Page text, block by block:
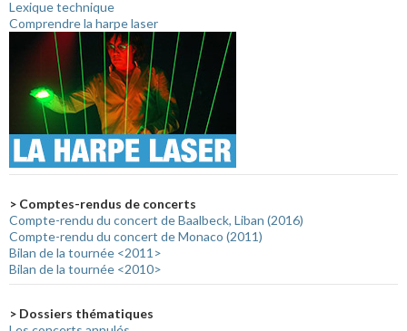
Lexique technique
Comprendre la harpe laser
> Comptes-rendus de concerts
Compte-rendu du concert de Baalbeck, Liban (2016)
Compte-rendu du concert de Monaco (2011)
Bilan de la tournée <2011>
Bilan de la tournée <2010>
> Dossiers thématiques